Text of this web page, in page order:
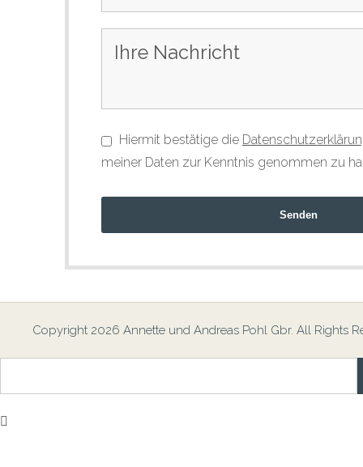
Hiermit bestätige die
meiner Daten zur Kenntnis genommen zu
Senden
Copyright 2026 Annette und Andreas Pohl Gbr. All Rights